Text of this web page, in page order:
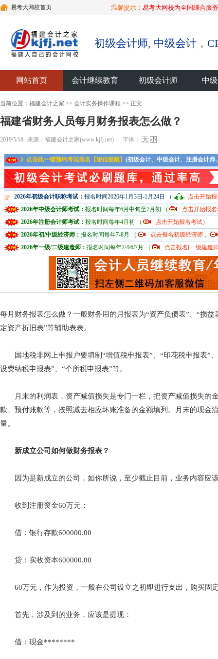
易考大网校首页 温馨提示： 易考大网校为全国综合服
初级会计师, 中级会计 ，
网站首页 会计继续教育 初级会计师 中
当前位置： 福建会计之家 >> 会计实务操作课程 >> 正文
福建省财务人员每月财务报表怎么做？
2019/5/18 来源：福建会计之家(www.kjfj.net) 字体： 大 小
》点击此一键预约考试报名【短信提醒】 (初级会计、中级会计、注册会计
2026年初级会计职称考试： 报名时间2026年1月3日-1月24日 （
点击开始
2026年中级会计师考试： 报名时间每年6月中旬至7月初 （
点击开始报
2026年注册会计师考试： 报名时间每年4月初 （ 点击开始报名考试）
2026年初/中级经济师： 报名时间每年7-8月 （ 点击报名初级经济师 ，
2026年一级/二级建造师： 报名时间每年2/4/6/7月 （ 点击报名[一级建造
每月财务报表怎么做？一般财务用的月报表为“资产负债表”、“损
定资产折旧表”等辅助表表。
国地税非网上申报户要填制“增值税申报表”、“印花税申报表”
设费纳税申报表”、“个所税申报表”等。
月末的利润表，资产减值损失是专门一栏，把资产减值损失的
款、预付账款等，按照减去相应坏账准备的金额填列。月末的现金
量。
新成立公司如何做财务报表？
因为是新成立的公司，如你所说，至少截止目前，业务内容应
收到注册资金60万元：
借：银行存款600000.00
贷：实收资本600000.00
60万元，作为投资，一般在公司设立之初即进行支出，购买固
首先，涉及到的业务，应该是提现：
借：现金********